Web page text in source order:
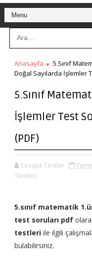
Anasayfa 5.Sınıf
Doğal Sayılarda İşlemler
5.Sınıf
İşlemler Test
(PDF)
Cevaplı Testler
Testleri,
5.sınıf matematik
test soruları pdf
testleriile ilgili
bulabilirsiniz.